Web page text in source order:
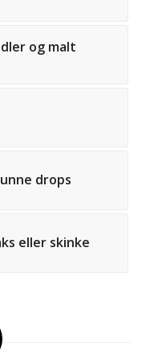
og malt
drops
eller skinke